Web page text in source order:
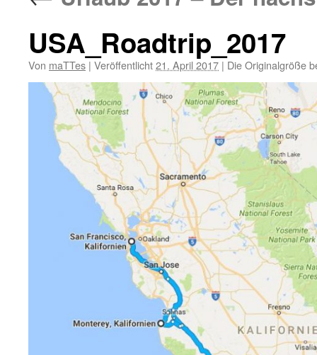
USA_Roadtrip_2017
Von maTTes | Veröffentlicht21. April 2017 | Die Originalgröße